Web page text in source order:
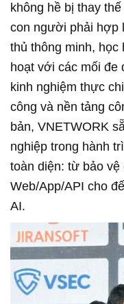
không hề bị thay
con người phải hợp
thủ thông minh, học
hoạt với các mối đe
kinh nghiệm thực
công và nền tảng
bản, VNETWORK
nghiệp trong hành
toàn diện: từ bảo vệ
Web/App/API cho
AI.